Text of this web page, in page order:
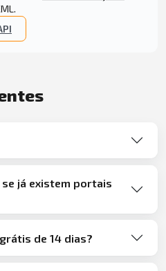
se já existem portais
de 14 dias?